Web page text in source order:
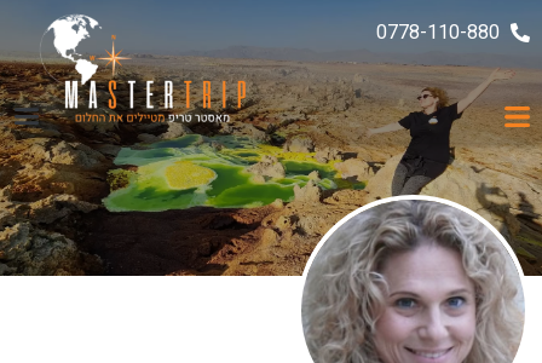
0778-110-880